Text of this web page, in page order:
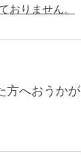
りません。
方へおうかが